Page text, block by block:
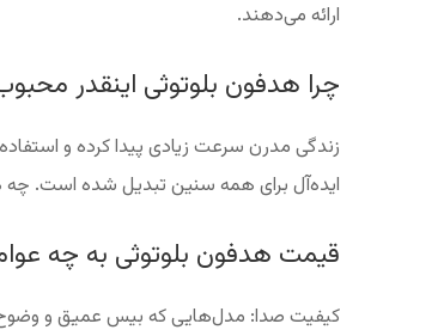
ارائه می‌دهند.
چرا هدفون بلوتوثی اینقدر
زندگی مدرن سرعت زیادی پیدا کرده و
ایده‌آل برای همه سنین تبدیل شده است. چه
قیمت هدفون بلوتوثی به چه
کیفیت صدا: مدل‌هایی که بیس عمیق و وضوح